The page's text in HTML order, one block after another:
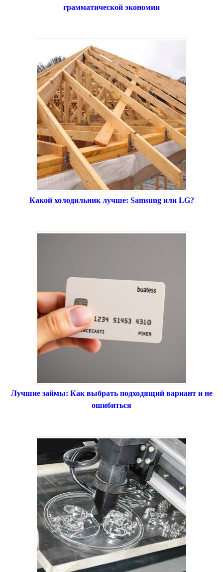
грамматической экономии
Какой холодильник лучше: Samsung или LG?
Лучшие займы: Как выбрать подходящий вариант и не
ошибиться